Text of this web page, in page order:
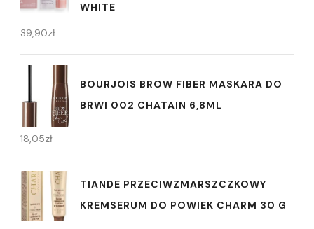
WHITE
39,90zł
BOURJOIS BROW FIBER MASKARA DO
BRWI 002 CHATAIN 6,8ML
18,05zł
TIANDE PRZECIWZMARSZCZKOWY
KREMSERUM DO POWIEK CHARM 30 G